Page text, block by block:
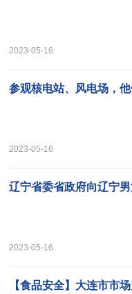
2023-05-16
参观核电站、风电场，
2023-05-16
辽宁省委省政府向辽宁
2023-05-16
【食品安全】大连市市